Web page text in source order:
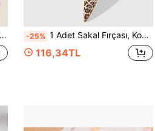
-25% 1 Adet Sakal Fırçası, Kokusuz Profesyonel Saç Tarağı, Gradyan Saç Temizleme Fırçası, Pürüzsüz Bakım Aleti, Katlanabilir Aynalı Saç Derisi Masaj Tarağı, Kıvırcık Saç Şekillendirme, Form Verme ve Sabitleme İçin Uygun, Unisex Saç Fırçası, Saç Aksesuarları, Saç, Okul
116,34TL